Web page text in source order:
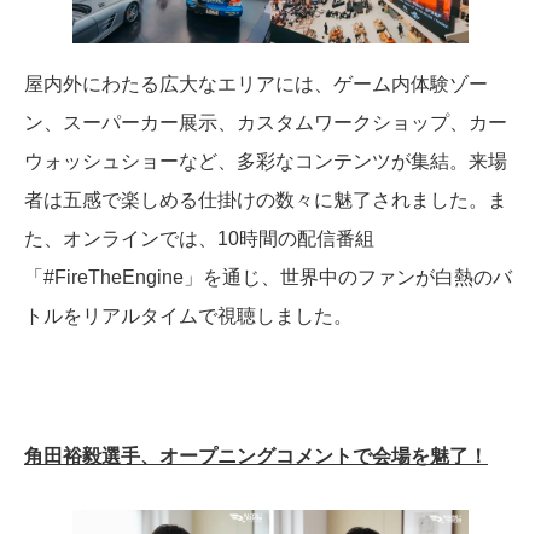
屋内外にわたる広大なエリアには、ゲーム内体験ゾー
ン、スーパーカー展示、カスタムワークショップ、カー
ウォッシュショーなど、多彩なコンテンツが集結。来場
者は五感で楽しめる仕掛けの数々に魅了されました。ま
た、オンラインでは、10時間の配信番組
「#FireTheEngine」を通じ、世界中のファンが白熱のバ
トルをリアルタイムで視聴しました。
角田裕毅選手、オープニングコメントで会場を魅了！